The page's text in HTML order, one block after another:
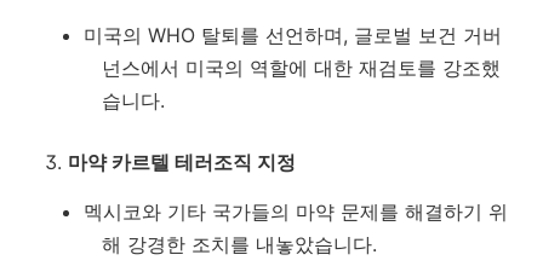
미국의 WHO 탈퇴를 선언하며, 글로벌 보건 거버
넌스에서 미국의 역할에 대한 재검토를 강조했
습니다.
마약 카르텔 테러조직 지정
멕시코와 기타 국가들의 마약 문제를 해결하기 위
해 강경한 조치를 내놓았습니다.